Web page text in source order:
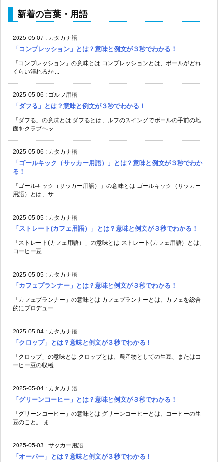
新着の言葉・用語
2025-05-07 : カタカナ語
「コンプレッション」とは？意味と例文が３秒でわかる！
「コンプレッション」の意味とは コンプレッションとは、ボールがどれ
くらい潰れるか ...
2025-05-06 : ゴルフ用語
「ダフる」とは？意味と例文が３秒でわかる！
「ダフる」の意味とは ダフるとは、ルフのスイングでボールの手前の地
面をクラブヘッ ...
2025-05-06 : カタカナ語
「ゴールキック（サッカー用語）」とは？意味と例文が３秒でわか
る！
「ゴールキック（サッカー用語）」の意味とは ゴールキック（サッカー
用語）とは、サ ...
2025-05-05 : カタカナ語
「ストレート(カフェ用語）」とは？意味と例文が３秒でわかる！
「ストレート(カフェ用語）」の意味とは ストレート(カフェ用語）とは、
コーヒー豆 ...
2025-05-05 : カタカナ語
「カフェプランナー」とは？意味と例文が３秒でわかる！
「カフェプランナー」の意味とは カフェプランナーとは、カフェを総合
的にプロデュー ...
2025-05-04 : カタカナ語
「クロップ」とは？意味と例文が３秒でわかる！
「クロップ」の意味とは クロップとは、農産物としての生豆、またはコ
ーヒー豆の収穫 ...
2025-05-04 : カタカナ語
「グリーンコーヒー」とは？意味と例文が３秒でわかる！
「グリーンコーヒー」の意味とは グリーンコーヒーとは、コーヒーの生
豆のこと。 ま ...
2025-05-03 : サッカー用語
「オーバー」とは？意味と例文が３秒でわかる！